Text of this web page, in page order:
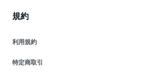
規約
利用規約
特定商取引